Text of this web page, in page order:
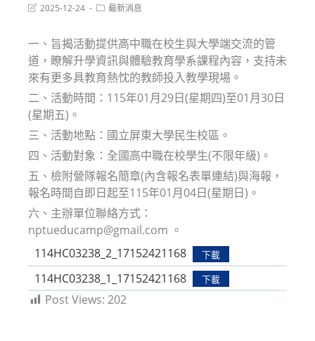
Post2025-12-24
Post最新消息
一、旨揭活動提供高中職在校生與大學端交流的管
道，瞭解升學資訊與體驗教育學系課程內容，支持未
來有更多具教育熱忱的教師投入教學現場。
二、活動時間：115年01月29日(星期四)至01月30日
(星期五)。
三、活動地點：國立屏東大學民生校區。
四、活動對象：全國高中職在校學生(不限年級)。
五、檢附營隊報名簡章(內含報名表單連結)與海報，
報名時間自即日起至115年01月04日(星期日)。
六、主辦單位聯絡方式：
nptueducamp@gmail.com 。
114HC03238_2_17152421168
下載
114HC03238_1_17152421168 下載
Post Views: 202